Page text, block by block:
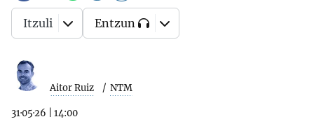
Aitor Ruiz NTM
31·05·26 14:00
Itzuli Entzun